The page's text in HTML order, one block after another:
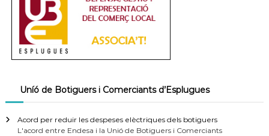
Uníó de Botiguers i Comerciants d’Esplugues
Acord per reduir les despeses elèctriques dels botiguers
L'acord entre Endesa i la Unió de Botiguers i Comerciants